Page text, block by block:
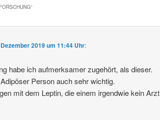
“
2019 um 11:44 Uhr:
habe ich aufmerksamer zugehört, als dieser.
Person auch sehr wichtig.
mit dem Leptin, die einem irgendwie kein Arzt